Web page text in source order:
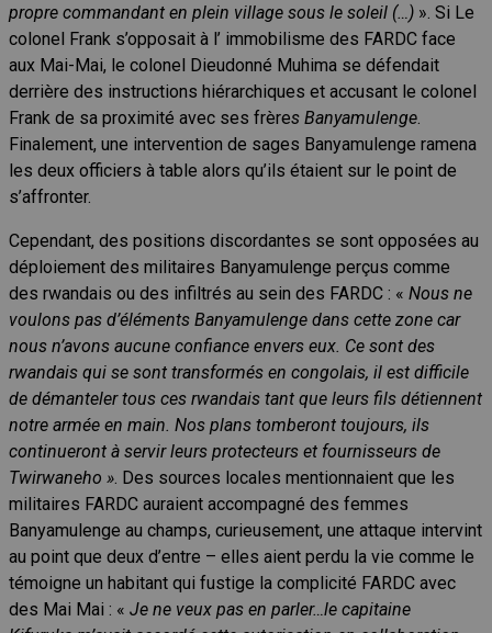
propre commandant en plein village sous le soleil (…) ». Si Le
colonel Frank s’opposait à l’ immobilisme des FARDC face
aux Mai-Mai, le colonel Dieudonné Muhima se défendait
derrière des instructions hiérarchiques et accusant le colonel
Frank de sa proximité avec ses frères Banyamulenge.
Finalement, une intervention de sages Banyamulenge ramena
les deux officiers à table alors qu’ils étaient sur le point de
s’affronter.
Cependant, des positions discordantes se sont opposées au
déploiement des militaires Banyamulenge perçus comme
des rwandais ou des infiltrés au sein des FARDC : « Nous ne
voulons pas d’éléments Banyamulenge dans cette zone car
nous n’avons aucune confiance envers eux. Ce sont des
rwandais qui se sont transformés en congolais, il est difficile
de démanteler tous ces rwandais tant que leurs fils détiennent
notre armée en main. Nos plans tomberont toujours, ils
continueront à servir leurs protecteurs et fournisseurs de
Twirwaneho ». Des sources locales mentionnaient que les
militaires FARDC auraient accompagné des femmes
Banyamulenge au champs, curieusement, une attaque intervint
au point que deux d’entre – elles aient perdu la vie comme le
témoigne un habitant qui fustige la complicité FARDC avec
des Mai Mai : « Je ne veux pas en parler…le capitaine